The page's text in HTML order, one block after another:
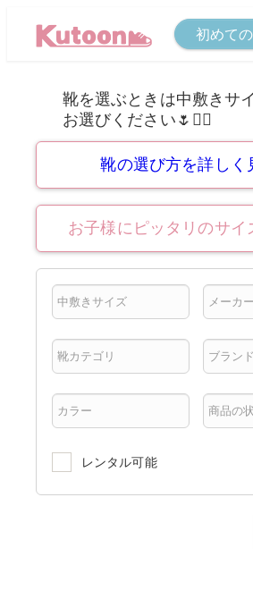
初めて
靴の選び方を詳し
お子様にピッタリのサイ
レンタル可能